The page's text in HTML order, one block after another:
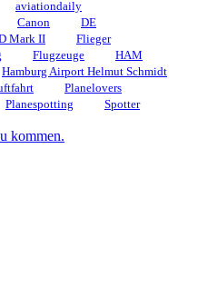
aviationdaily
Canon
DE
Mark II
Flieger
Flugzeuge
HAM
Hamburg Airport Helmut Schmidt
Planelovers
Planespotting
Spotter